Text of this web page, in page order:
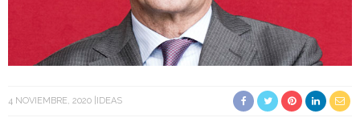
4 NOVIEMBRE, 2020 IDEAS